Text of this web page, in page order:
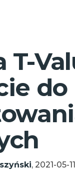
T-
do
, 2021-05-